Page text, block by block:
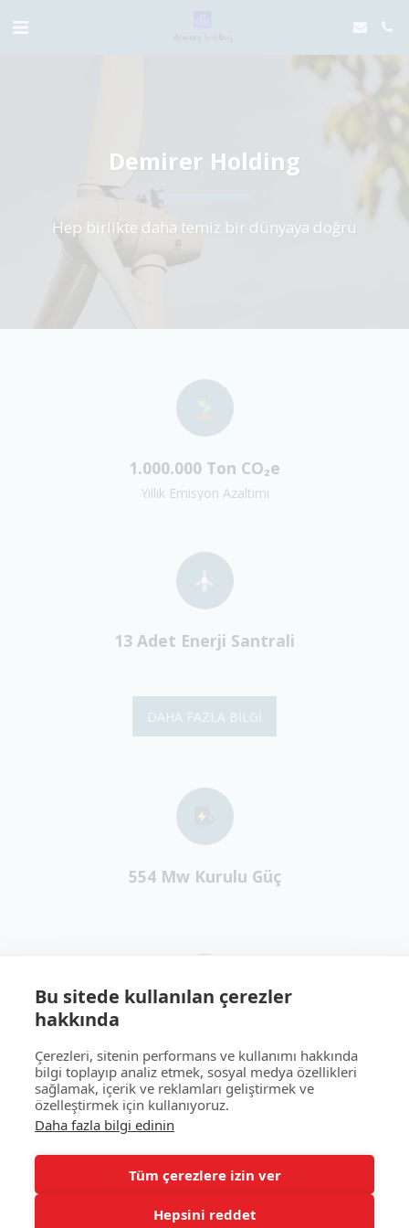
Demirer Holding
Hep birlikte daha temiz bir dünyaya doğru
1.000.000 Ton CO₂e
Yıllık Emisyon Azaltımı
13 Adet Enerji Santrali
DAHA FAZLA BILGI
554 Mw Kurulu Güç
Yaklaşık 341.000 hanenin yıllık enerji ihtiyacını
karşılıyoruz.
Bu sitede kullanılan çerezler
hakkında
Çerezleri, sitenin performans ve kullanımı hakkında
bilgi toplayıp analiz etmek, sosyal medya özellikleri
sağlamak, içerik ve reklamları geliştirmek ve
özelleştirmek için kullanıyoruz.
Daha fazla bilgi edinin
Tüm çerezlere izin ver
Hepsini reddet